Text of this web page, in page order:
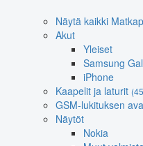
Näytä kaikki
Akut
Yleiset
Samsung
iPhone
Kaapelit ja laturit
GSM-lukituksen
Näytöt
Nokia